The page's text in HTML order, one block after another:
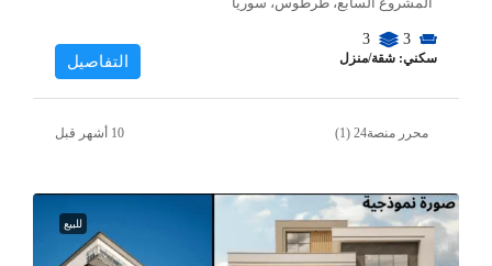
3
3
سكني: شقة/منزل التفاصيل
محرر منصة24 (1)
للبيع